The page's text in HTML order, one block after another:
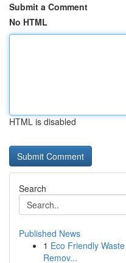
Submit a Comment
No HTML
HTML is disabled
Search
Published News
1 Eco Friendly
Remov...